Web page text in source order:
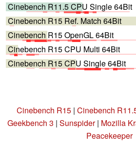
Cinebench R11.5 CPU Single 64Bit
Cinebench R15 Ref. Match 64Bit
Cinebench R15 OpenGL 64Bit
Cinebench R15 CPU Multi 64Bit
Cinebench R15 CPU Single 64Bit
Cinebench R15| Cinebench
Geekbench 3 | Sunspider| Mozilla
Peacekeeper